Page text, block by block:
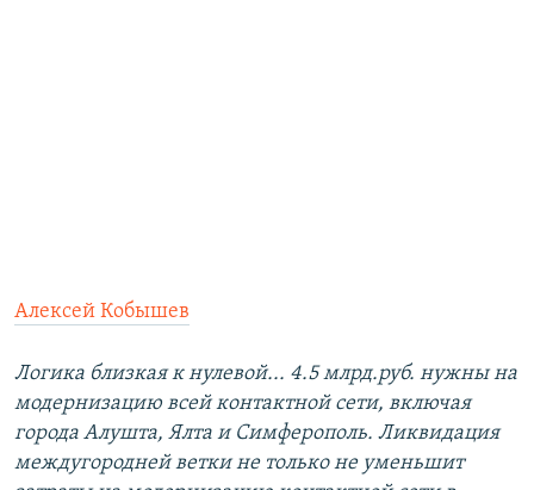
Алексей Кобышев
Логика близкая к нулевой... 4.5 млрд.руб. нужны на
модернизацию всей контактной сети, включая
города Алушта, Ялта и Симферополь. Ликвидация
междугородней ветки не только не уменьшит